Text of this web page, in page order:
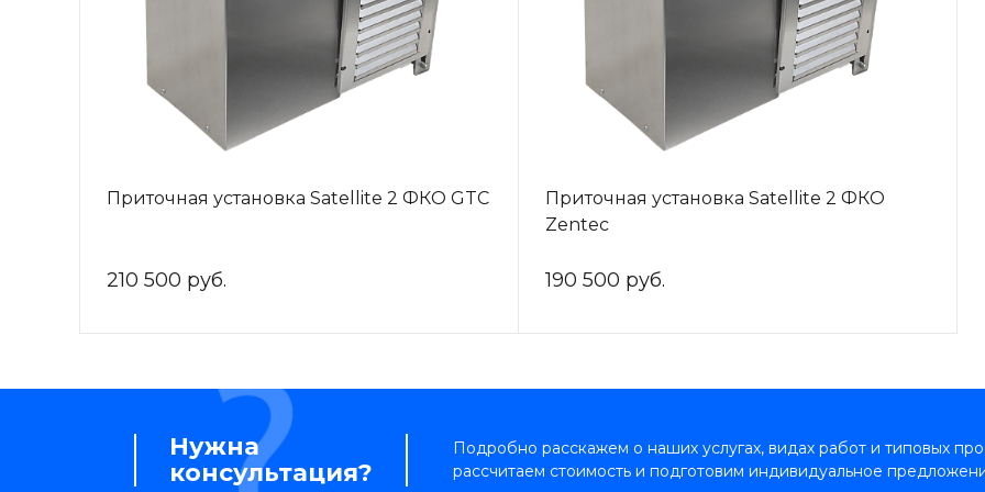
Приточная установка Satellite 2 ФКО GTC
210 500 руб.
Приточная установка Satellite 2 ФКО
Zentec
190 500 руб.
Нужна
консультация?
Подробно расскажем о наших услугах, видах работ и типовых
рассчитаем стоимость и подготовим индивидуальное